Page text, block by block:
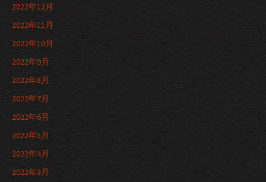
2022年12月
2022年11月
2022年10月
2022年9月
2022年8月
2022年7月
2022年6月
2022年5月
2022年4月
2022年3月